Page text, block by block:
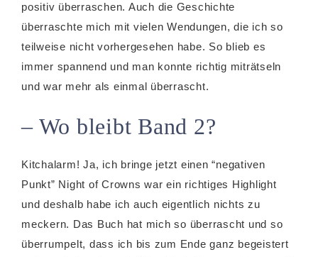
positiv überraschen. Auch die Geschichte
überraschte mich mit vielen Wendungen, die ich so
teilweise nicht vorhergesehen habe. So blieb es
immer spannend und man konnte richtig miträtseln
und war mehr als einmal überrascht.
– Wo bleibt Band 2?
Kitchalarm! Ja, ich bringe jetzt einen “negativen
Punkt” Night of Crowns war ein richtiges Highlight
und deshalb habe ich auch eigentlich nichts zu
meckern. Das Buch hat mich so überrascht und so
überrumpelt, dass ich bis zum Ende ganz begeistert